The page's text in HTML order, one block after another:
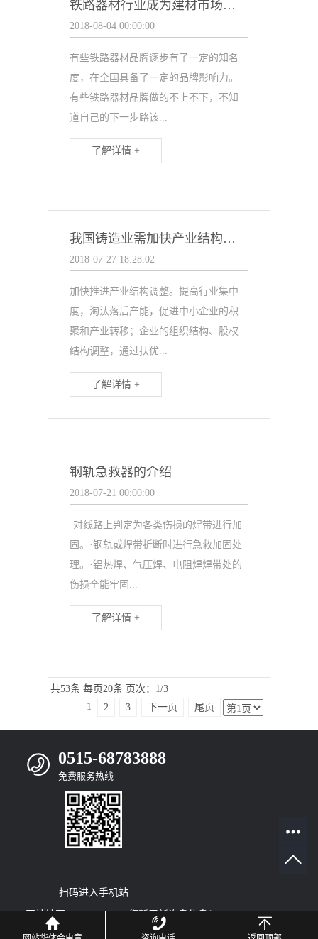
铁路器材行业成为建材市场中的中流砥柱行业
2018-08-04 00:00:00
有些铁路器材品牌逐步有了一定的知名
度，在全国具备了一定的品牌影响力。
有些铁路器材品牌做的不上不下，不知
道自己的下一步路该...
了解详情 +
我国铸造业需加快产业结构调整
2018-07-27 18:28:02
加快推进产业结构调整。提高行业集中
度，淘汰落后产能，促进中小企业的积
聚和产业转移；企业的组织结构、股权
结构调整，通过扶优...
了解详情 +
钢轨急救器的介绍
2018-07-21 00:00:00
·对线路上判定为各类伤损的焊带进行加
固。·钢轨或焊带折断时进行急救加固处
理。·铝热焊、气压焊、电阻焊焊带处的
伤损全能牢固...
了解详情 +
共53条 每页20条 页次：1/3
1
2 3 下一页 尾页
0515-68783888
免费服务热线
扫码进入手机站
网站地图|RSS|XML|您暂无新询盘信息！© 2022
Copyright